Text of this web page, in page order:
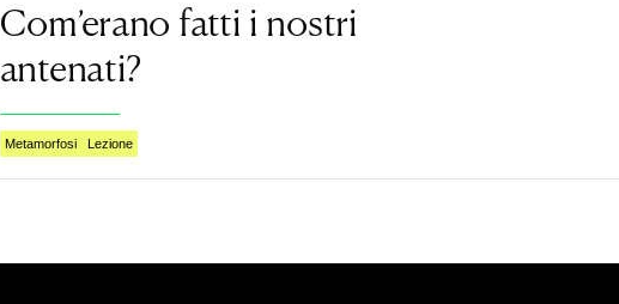
Com’erano fatti i nostri
antenati?
Metamorfosi Lezione